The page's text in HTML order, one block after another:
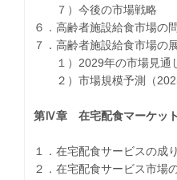
７）今後の市場戦略
６．高齢者施設給食市場の
７．高齢者施設給食市場の
１）2029年の市場見通
２）市場規模予測（2025
第Ⅳ章 在宅配食マーケッ
１．在宅配食サービスの成
２．在宅配食サービス市場